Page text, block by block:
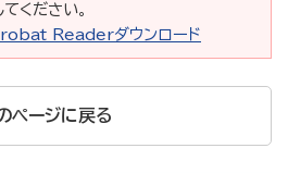
ください。
Readerダウンロード
ページに戻る